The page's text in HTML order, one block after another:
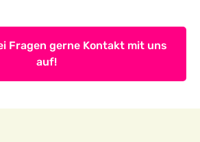
Fragen gerne Kontakt mit uns
auf!